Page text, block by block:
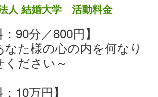
人 結婚大学 活動料金
：90分／800円】
なた様の心の内を何なり
ください～
10万円】